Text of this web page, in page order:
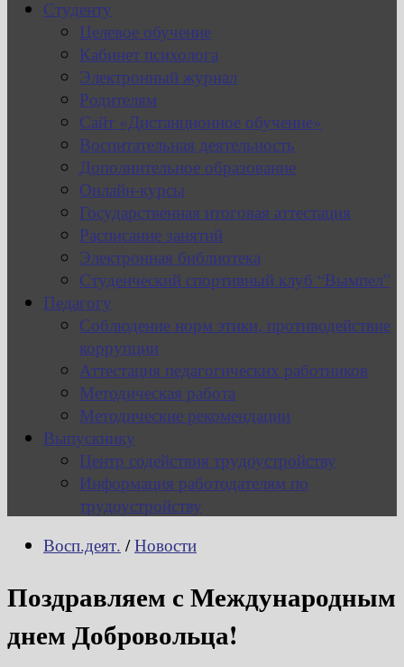
Студенту
Целевое обучение
Кабинет психолога
Электронный журнал
Родителям
Сайт «Дистанционное обучение»
Воспитательная деятельность
Дополнительное образование
Онлайн-курсы
Государственная итоговая аттестация
Расписание занятий
Электронная библиотека
Студенческий спортивный клуб “Вымпел”
Педагогу
Соблюдение норм этики, противодействие
коррупции
Аттестация педагогических работников
Методическая работа
Методические рекомендации
Выпускнику
Центр содействия трудоустройству
Информация работодателям по
трудоустройству
Восп.деят. / Новости
Поздравляем с Международным
днем Добровольца!